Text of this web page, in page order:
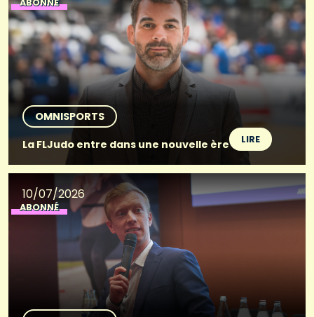
ABONNÉ
OMNISPORTS
La FLJudo entre dans une nouvelle ère
LIRE
10/07/2026
ABONNÉ